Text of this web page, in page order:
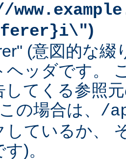
)
(意図的な綴
ヘッダです。
してくる参照
の場合は、 /
しているか、
)。